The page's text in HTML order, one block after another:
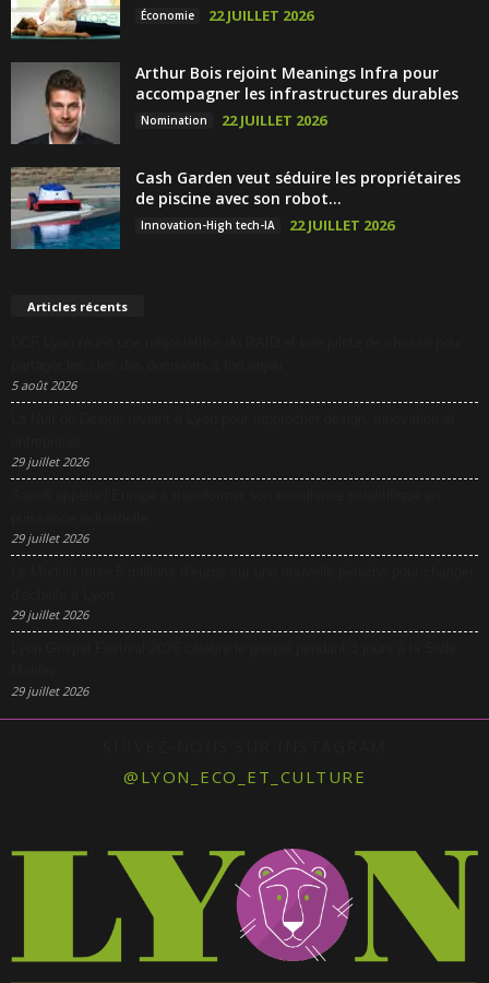
Économie 22 JUILLET 2026
Arthur Bois rejoint Meanings Infra pour
accompagner les infrastructures durables
Nomination 22 JUILLET 2026
Cash Garden veut séduire les propriétaires
de piscine avec son robot...
Innovation-High tech-IA 22 JUILLET 2026
Articles récents
5 août 2026
29 juillet 2026
29 juillet 2026
29 juillet 2026
29 juillet 2026
@LYON_ECO_ET_CULTURE